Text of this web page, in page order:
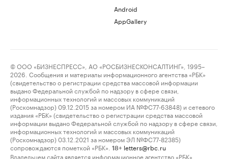
Android
AppGallery
© ООО «БИЗНЕСПРЕСС», АО «РОСБИЗНЕСКОНСАЛТИНГ», 1995–
2026. Сообщения и материалы информационного агентства «РБК»
(свидетельство о регистрации средства массовой информации
выдано Федеральной службой по надзору в сфере связи,
информационных технологий и массовых коммуникаций
(Роскомнадзор) 09.12.2015 за номером ИА №ФС77-63848) и сетевого
издания «РБК» (свидетельство о регистрации средства массовой
информации выдано Федеральной службой по надзору в сфере связи,
информационных технологий и массовых коммуникаций
(Роскомнадзор) 03.12.2021 за номером ЭЛ №ФС77-82385)
сопровождаются пометкой «РБК».
18+ letters@rbc.ru
Владельцем сайта является информационное агентство «РБК».